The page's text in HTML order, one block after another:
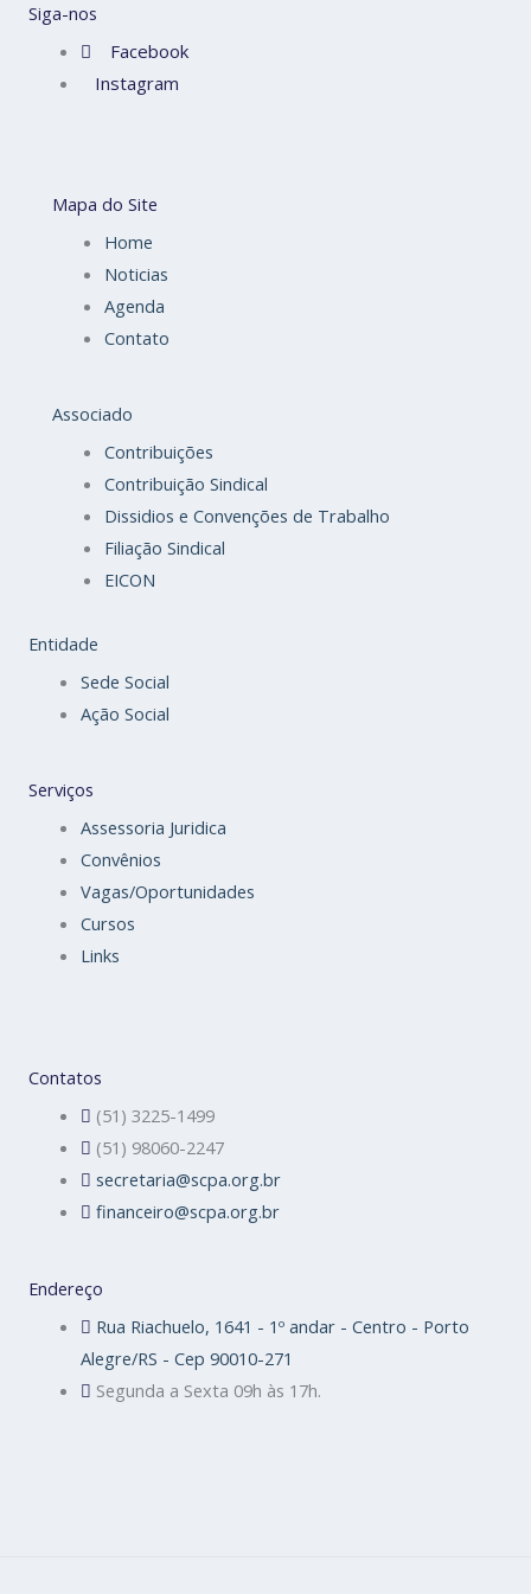
Siga-nos
Facebook
Instagram
Mapa do Site
Home
Noticias
Agenda
Contato
Associado
Contribuições
Contribuição Sindical
Dissidios e Convenções de Trabalho
Filiação Sindical
EICON
Entidade
Sede Social
Ação Social
Serviços
Assessoria Juridica
Convênios
Vagas/Oportunidades
Cursos
Links
Contatos
(51) 3225-1499
(51) 98060-2247
secretaria@scpa.org.br
financeiro@scpa.org.br
Endereço
Rua Riachuelo, 1641 - 1º andar - Centro - Porto
Alegre/RS - Cep 90010-271
Segunda a Sexta 09h às 17h.